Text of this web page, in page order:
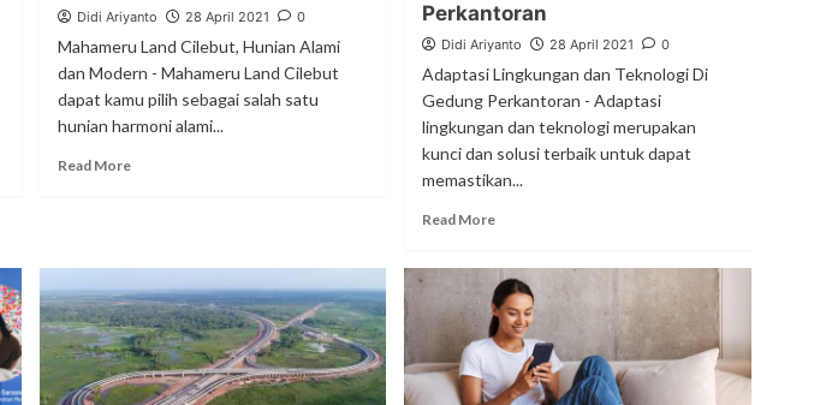
Didi Ariyanto 28 April 2021 0
Mahameru Land Cilebut, Hunian Alami
dan Modern - Mahameru Land Cilebut
dapat kamu pilih sebagai salah satu
hunian harmoni alami...
Read More
Perkantoran
Didi Ariyanto 28 April 2021 0
Adaptasi Lingkungan dan Teknologi Di
Gedung Perkantoran - Adaptasi
lingkungan dan teknologi merupakan
kunci dan solusi terbaik untuk dapat
memastikan...
Read More